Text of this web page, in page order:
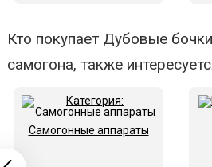
Кто покупает Дубовые
самогона, также
Самогонные аппараты